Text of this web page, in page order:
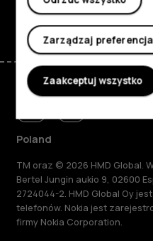
FacebookInstagram
Tiktok
Poland
TM oraz © 2026 HMD Global.
Bertel Jungin aukio 9, 02600
2724044-2. HMD Global Oy
telefonów. Nokia jest
firmy Nokia Corporation.
Zarządzaj
Zaakceptuj wszystko